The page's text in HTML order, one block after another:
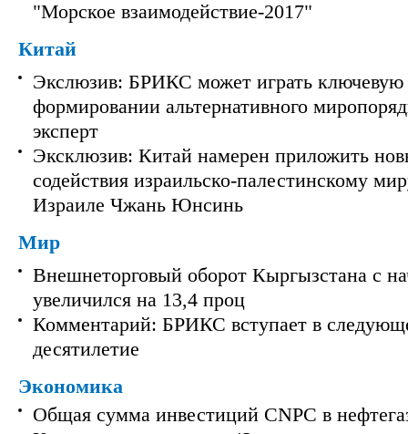
"Морское взаимодействие-2017"
Китай
Экслюзив: БРИКС может играть ключевую
формировании альтернативного
эксперт
Эксклюзив: Китай намерен приложить
содействия израильско-палестинскому
Израиле Чжань Юнсинь
Мир
Внешнеторговый оборот Кыргызстана с
увеличился на 13,4 проц
Комментарий: БРИКС вступает в
десятилетие
Экономика
Общая сумма инвестиций CNPC в